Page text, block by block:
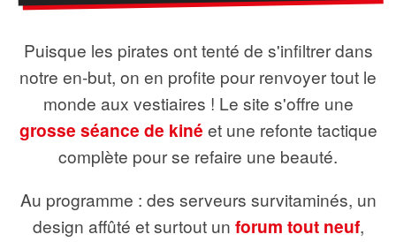
Puisque les pirates ont tenté de s'infiltrer dans
notre en-but, on en profite pour renvoyer tout le
monde aux vestiaires ! Le site s'offre une
grosse séance de kiné et une refonte tactique
complète pour se refaire une beauté.
Au programme : des serveurs survitaminés, un
design affûté et surtout un forum tout neuf,